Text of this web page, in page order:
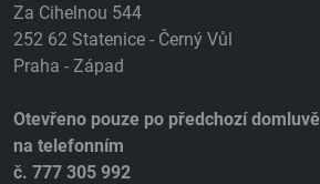
Za Cihelnou 544
252 62 Statenice - Černý Vůl
Praha - Západ
Otevřeno pouze po předchozí domluvě
na telefonním
č. 777 305 992